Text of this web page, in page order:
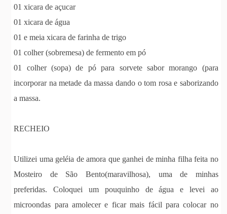
01 xicara de açucar
01 xicara de água
01 e meia xicara de farinha de trigo
01 colher (sobremesa) de fermento em pó
01 colher (sopa) de pó para sorvete sabor morango (para
incorporar na metade da massa dando o tom rosa e saborizando
a massa.
RECHEIO
Utilizei uma geléia de amora que ganhei de minha filha feita no
Mosteiro de São Bento(maravilhosa), uma de minhas
preferidas. Coloquei um pouquinho de água e levei ao
microondas para amolecer e ficar mais fácil para colocar no